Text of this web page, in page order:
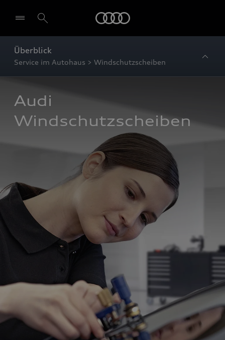
Überblick
Service im Autohaus > Windschutzscheiben
Audi
Windschutzscheiben